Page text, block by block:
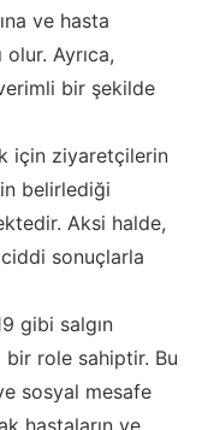
ve hasta
Ayrıca,
bir şekilde
için ziyaretçilerin
belirlediği
Aksi halde,
sonuçlarla
gibi salgın
bir role sahiptir. Bu
sosyal mesafe
hastaların ve